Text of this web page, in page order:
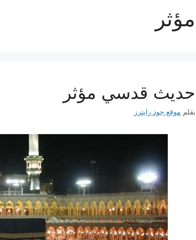
مؤثر
حديث قدسي مؤثر
بقلم موقع جود رايترز